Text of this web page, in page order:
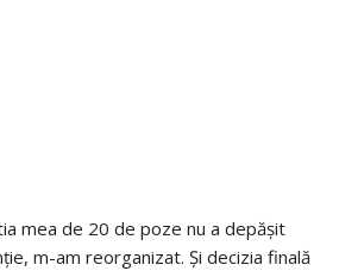
mea de 20 de poze nu a depășit
m-am reorganizat. Și decizia finală